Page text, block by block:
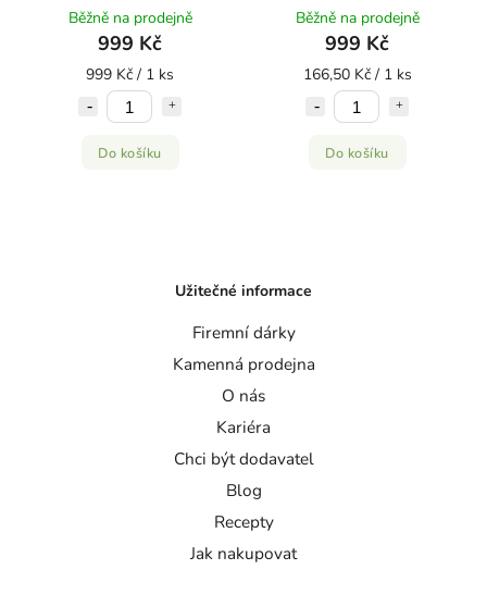
Běžně na prodejně
999 Kč
999 Kč / 1 ks
Do košíku
Běžně na prodejně
999 Kč
166,50 Kč / 1 ks
Do košíku
Užitečné informace
Firemní dárky
Kamenná prodejna
O nás
Kariéra
Chci být dodavatel
Blog
Recepty
Jak nakupovat